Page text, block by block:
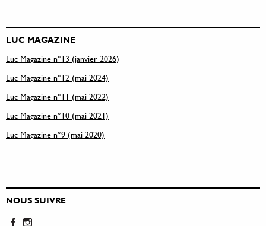
LUC MAGAZINE
Luc Magazine n°13 (janvier 2026)
Luc Magazine n°12 (mai 2024)
Luc Magazine n°11 (mai 2022)
Luc Magazine n°10 (mai 2021)
Luc Magazine n°9 (mai 2020)
NOUS SUIVRE